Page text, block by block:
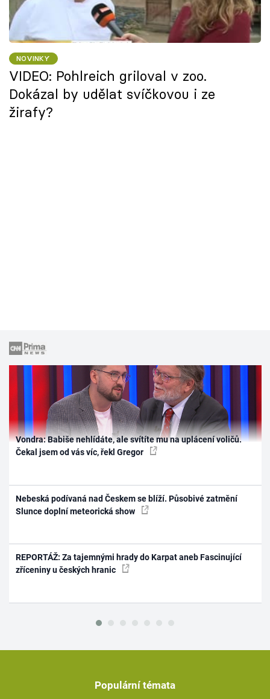
NOVINKY
VIDEO: Pohlreich griloval v zoo.
Dokázal by udělat svíčkovou i ze
žirafy?
Vondra: Babiše nehlídáte, ale svítíte mu na uplácení voličů.
Čekal jsem od vás víc, řekl Gregor
Nebeská podívaná nad Českem se blíží. Působivé zatmění
Slunce doplní meteorická show
REPORTÁŽ: Za tajemnými hrady do Karpat aneb Fascinující
zříceniny u českých hranic
Populární témata